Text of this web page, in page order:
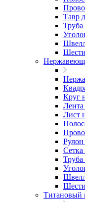
Тавр
Труба
Круг
Лист
Титановый